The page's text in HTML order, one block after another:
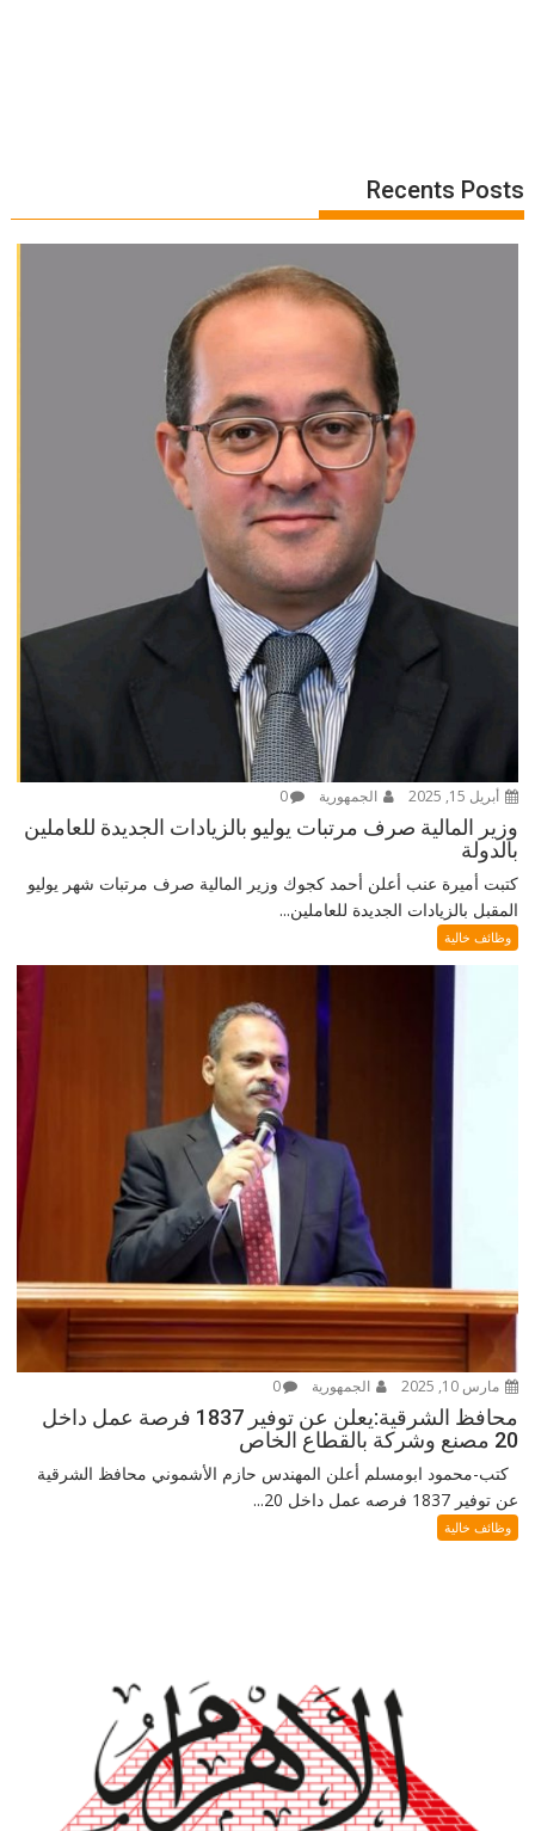
Recents Posts
أبريل 15, 2025 الجمهورية 0
وزير المالية صرف مرتبات يوليو بالزيادات الجديدة للعاملين
بالدولة
كتبت أميرة عنب أعلن أحمد كجوك وزير المالية صرف مرتبات شهر يوليو
المقبل بالزيادات الجديدة للعاملين...
وظائف خالية
مارس 10, 2025 الجمهورية 0
محافظ الشرقية:يعلن عن توفير 1837 فرصة عمل داخل
20 مصنع وشركة بالقطاع الخاص
كتب-محمود ابومسلم أعلن المهندس حازم الأشموني محافظ الشرقية
عن توفير 1837 فرصه عمل داخل 20...
وظائف خالية